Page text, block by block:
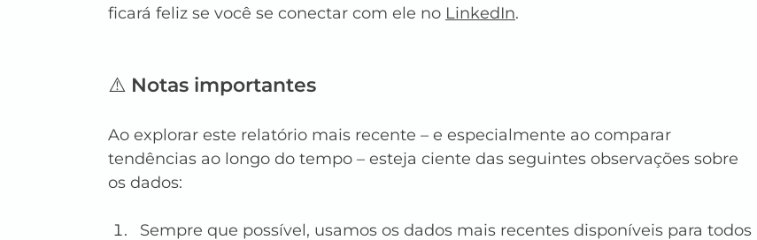
ficará feliz se você se conectar com ele no LinkedIn.
⚠️ Notas importantes
Ao explorar este relatório mais recente – e especialmente ao comparar
tendências ao longo do tempo – esteja ciente das seguintes observações sobre
os dados:
Sempre que possível, usamos os dados mais recentes disponíveis para todos